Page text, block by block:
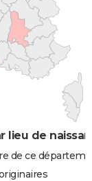
lieu de
de ce